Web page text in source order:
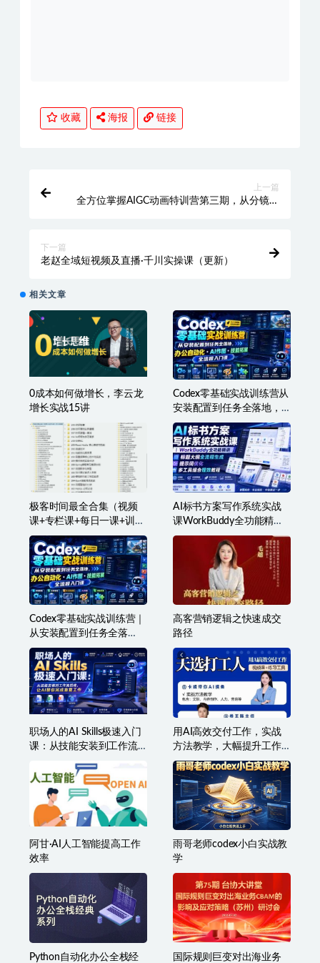
收藏 海报 链接
上一篇
全方位掌握AIGC动画特训营第三期，从分镜到
下一篇
老赵全域短视频及直播·千川实操课（更新）
相关文章
0成本如何做增长，李云龙
增长实战15讲
Codex零基础实战训练营从
安装配置到任务全落地，
办公自动化・AI作图・技
能拓展全流程入门课
极客时间最全合集（视频
课+专栏课+每日一课+训练
营等
AI标书方案写作系统实战
课WorkBuddy全功能精
讲・标题大纲全流程生
成・提示词优化・多工具
组合提效教程
Codex零基础实战训练营｜
从安装配置到任务全落
地，办公自动化・AI作
图・技能拓展全流程入门
课
高客营销‬逻辑之快速成交
路‬径
职场人的AI Skills极速入门
课：从技能安装到工作流
搭建，让AI替你完成重复
工作
用AI高效交付工作，实战
方法教学，大幅提升工作
效率
阿甘·AI人工智能提高工作
效率
雨哥老师codex小白实战教
学
Python自动化办公全栈经
国际规则巨变对出海业务